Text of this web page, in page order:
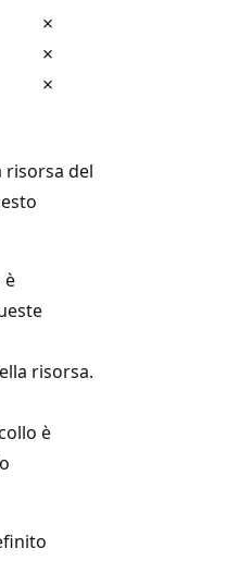
✗
✗
✗
risorsa del
è
risorsa.
è